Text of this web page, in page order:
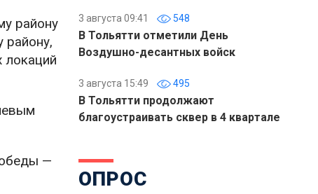
району
району,
локаций
—
3 августа 09:41 548
В Тольятти отметили День
Воздушно-десантных войск
3 августа 15:49 495
В Тольятти продолжают
благоустраивать сквер в 4 квартале
ОПРОС